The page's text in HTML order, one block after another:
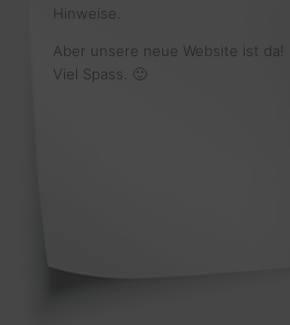
Hinweise.
Aber unsere neue Website ist da!
Viel Spass. 🙂